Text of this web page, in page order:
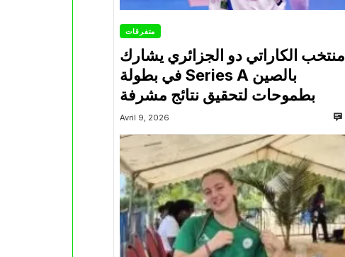
متفرقات
منتخب الكاراتي دو الجزائري يشارك
في بطولة Series A بالصين
بطموحات لتحقيق نتائج مشرفة
Avril 9, 2026